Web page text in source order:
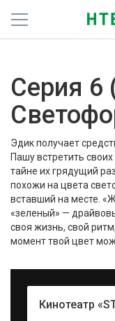
Фильмы и сериалы
Спорт
Подписки
Радио
Спутниковым
Активировать
Серия 6
Эдик получает
Пашу встретить
тайне их грядущий
похожи на цвета
вставший на месте.
«зеленый» —
своя жизнь, свой
момент твой цвет
Кинотеатр